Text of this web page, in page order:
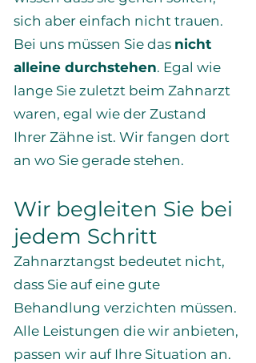
sich aber einfach nicht trauen.
Bei uns müssen Sie das nicht
alleine durchstehen. Egal wie
lange Sie zuletzt beim Zahnarzt
waren, egal wie der Zustand
Ihrer Zähne ist. Wir fangen dort
an wo Sie gerade stehen.
Wir begleiten Sie bei
jedem Schritt
Zahnarztangst bedeutet nicht,
dass Sie auf eine gute
Behandlung verzichten müssen.
Alle Leistungen die wir anbieten,
passen wir auf Ihre Situation an.